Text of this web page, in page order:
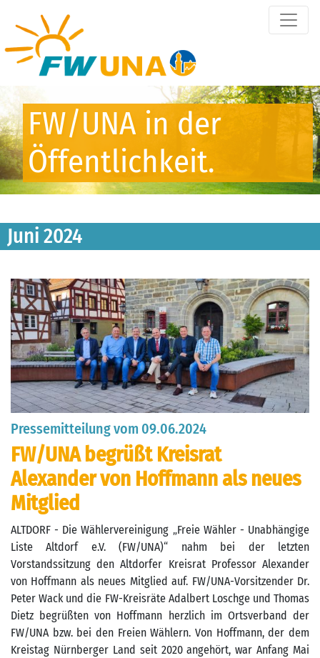
FW/UNA in der
Öffentlichkeit.
Juni 2024
Pressemitteilung vom 09.06.2024
FW/UNA begrüßt Kreisrat
Alexander von Hoffmann als neues
Mitglied
ALTDORF - Die Wählervereinigung „Freie Wähler - Unabhängige
Liste Altdorf e.V. (FW/UNA)“ nahm bei der letzten
Vorstandssitzung den Altdorfer Kreisrat Professor Alexander
von Hoffmann als neues Mitglied auf. FW/UNA-Vorsitzender Dr.
Peter Wack und die FW-Kreisräte Adalbert Loschge und Thomas
Dietz begrüßten von Hoffmann herzlich im Ortsverband der
FW/UNA bzw. bei den Freien Wählern. Von Hoffmann, der dem
Kreistag Nürnberger Land seit 2020 angehört, war Anfang Mai